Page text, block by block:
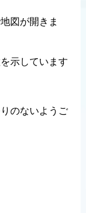
図が開きま
示しています
のないようご